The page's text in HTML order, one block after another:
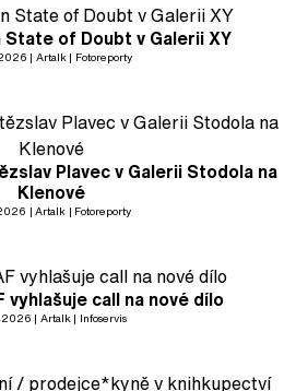
of Doubt v Galerii XY
Artalk Fotoreporty
Plavec v Galerii Stodola na
Klenové
Artalk Fotoreporty
vyhlašuje call na nové dílo
2026 Artalk Infoservis